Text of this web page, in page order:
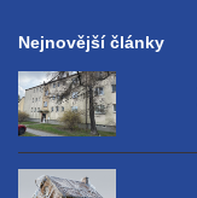
Nejnovější články